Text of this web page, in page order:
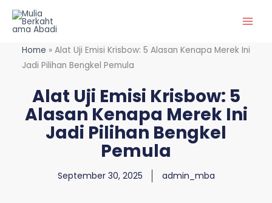
Lewati
Home » Alat Uji Emisi Krisbow: 5 Alasan Kenapa Merek Ini
Jadi Pilihan Bengkel Pemula
Alat Uji Emisi Krisbow: 5
Alasan Kenapa Merek Ini
Jadi Pilihan Bengkel
Pemula
September 30, 2025 admin_mba